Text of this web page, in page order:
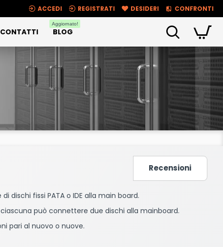
ACCEDI REGISTRATI DESIDERI CONFRONTI
CONTATTI BLOG
Aggiornato!
Recensioni
dischi fissi PATA o IDE alla main board.
può connettere due dischi alla mainboard.
pari al nuovo o nuove.